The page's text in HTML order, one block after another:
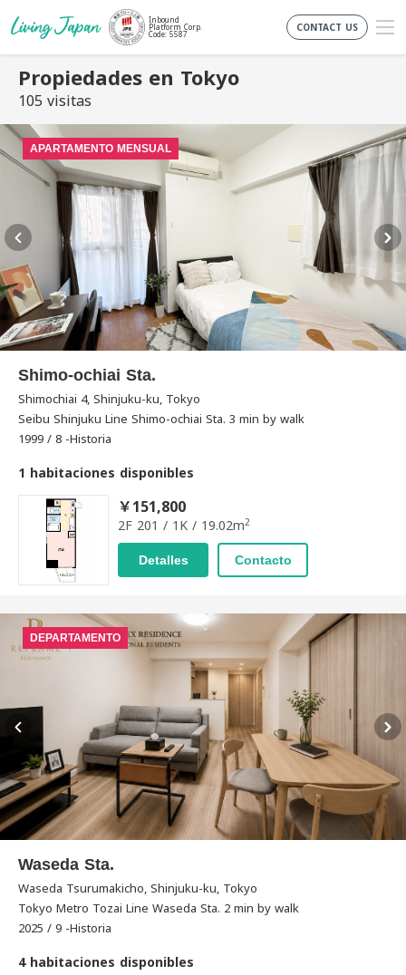
Inbound
Platform Corp.
Code: 5587
CONTACT US
Propiedades en Tokyo
105 visitas
APARTAMENTO MENSUAL
Shimo-ochiai Sta.
Shimochiai 4, Shinjuku-ku, Tokyo
Seibu Shinjuku Line Shimo-ochiai Sta. 3 min by walk
1999 / 8 -Historia
1 habitaciones disponibles
￥151,800
2F 201 / 1K / 19.02m2
Detalles Contacto
DEPARTAMENTO
Waseda Sta.
Waseda Tsurumakicho, Shinjuku-ku, Tokyo
Tokyo Metro Tozai Line Waseda Sta. 2 min by walk
2025 / 9 -Historia
4 habitaciones disponibles